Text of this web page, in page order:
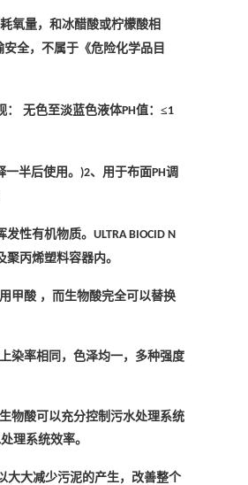
氧量，和冰醋酸或柠檬酸相
安全，不属于《危险化学品目
： 无色至淡蓝色液体PH值：≤1
半后使用。 )2、用于布面PH调
性有机物质。 ULTRA BIOCID N
丙烯塑料容器内。
甲酸 ，而生物酸完全可以替换
染率相同，色泽均一，多种强度
物酸可以充分控制污水处理系统
理系统效率。
大大减少污泥的产生，改善整个